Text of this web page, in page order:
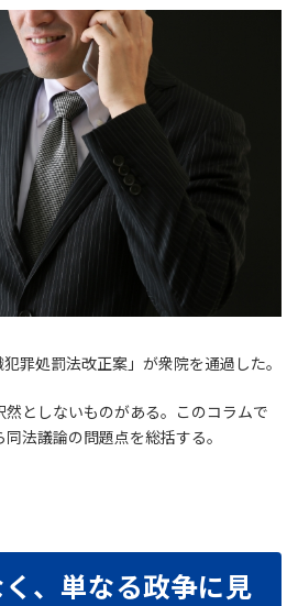
罪処罰法改正案」が衆院を通過した。
然としないものがある。このコラムで
法議論の問題点を総括する。
、単なる政争に見